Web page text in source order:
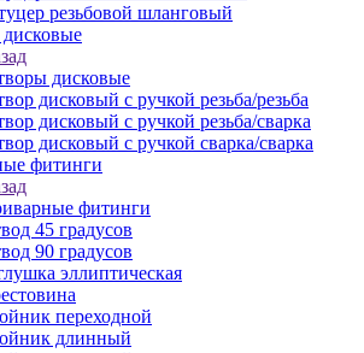
резьбовой шланговый
дисковые
дисковый с ручкой резьба/резьба
дисковый с ручкой резьба/сварка
дисковый с ручкой сварка/сварка
фитинги
фитинги
45 градусов
90 градусов
эллиптическая
переходной
длинный